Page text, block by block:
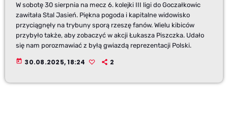
W sobotę 30 sierpnia na mecz 6. kolejki III ligi do Goczałkowic
zawitała Stal Jasień. Piękna pogoda i kapitalne widowisko
przyciągnęły na trybuny sporą rzeszę fanów. Wielu kibiców
przybyło także, aby zobaczyć w akcji Łukasza Piszczka. Udało
się nam porozmawiać z byłą gwiazdą reprezentacji Polski.
today 30.08.2025, 18:24 2